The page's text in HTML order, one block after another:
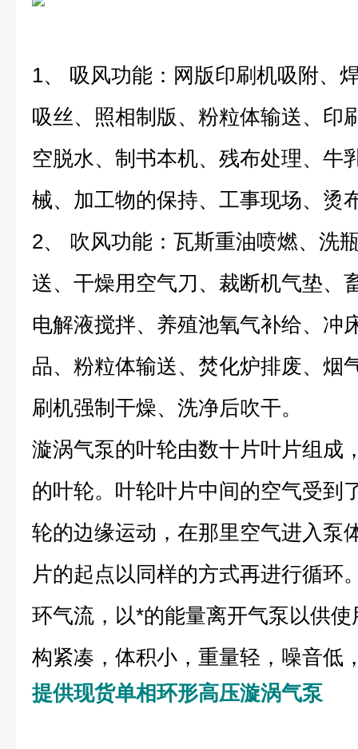
1、 吸风功能：网版印刷机吸附、
吸丝、照相制版、粉粒体输送、印
空脱水、制书本机、残布处理、牛
械、加工物的保持、工事现场、烫
2、 吹风功能：瓦斯重油喷燃、洗
送、干燥用空气刀、裁断机气垫、
电解液搅拌、养殖池氧气补给、冲
品、粉粒体输送、焚化炉排废、烟
刷机强制干燥、洗净后吹干。
漩涡气泵的叶轮由数十片叶片组成
的叶轮。叶轮叶片中间的空气受到
轮的边缘运动，在那里空气进入泵
片的起点以同样的方式再进行循环
环气流，以*的能量离开气泵以供
构紧凑，体积小，重量轻，噪音低
提供现货单相环形高压漩涡气泵